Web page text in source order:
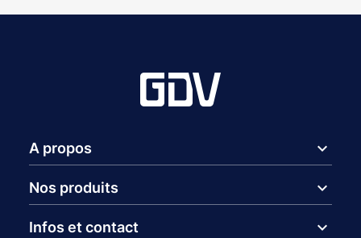
A propos expand_more
Nos produits expand_more
Infos et contact expand_more